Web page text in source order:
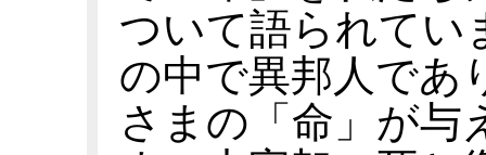
ついて語られてい
の中で異邦人であ
さまの「命」が与